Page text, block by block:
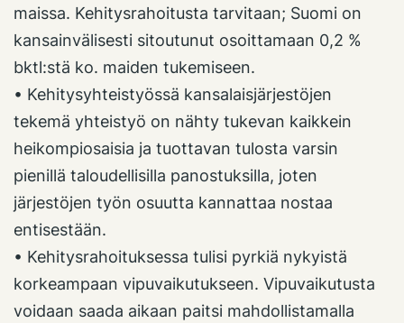
maissa. Kehitysrahoitusta tarvitaan; Suomi on
kansainvälisesti sitoutunut osoittamaan 0,2 %
bktl:stä ko. maiden tukemiseen.
• Kehitysyhteistyössä kansalaisjärjestöjen
tekemä yhteistyö on nähty tukevan kaikkein
heikompiosaisia ja tuottavan tulosta varsin
pienillä taloudellisilla panostuksilla, joten
järjestöjen työn osuutta kannattaa nostaa
entisestään.
• Kehitysrahoituksessa tulisi pyrkiä nykyistä
korkeampaan vipuvaikutukseen. Vipuvaikutusta
voidaan saada aikaan paitsi mahdollistamalla